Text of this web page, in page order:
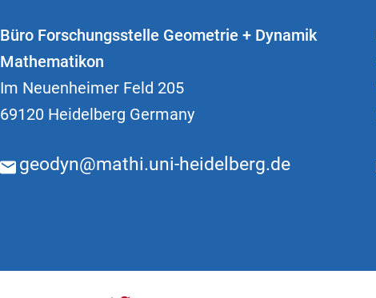
Büro Forschungsstelle Geometrie + Dynamik
Mathematikon
Im Neuenheimer Feld 205
69120 Heidelberg Germany
geodyn@mathi.uni-heidelberg.de